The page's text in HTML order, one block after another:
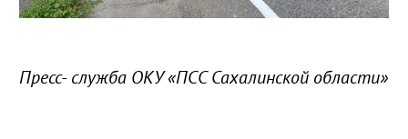
Пресс- служба ОКУ «ПСС Сахалинской области»